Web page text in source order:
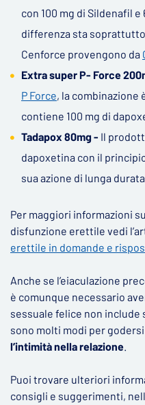
con 100 mg di Sildenafil
differenza sta
Cenforce provengono da
Extra super P- Force
P Force, la combinazione
contiene 100 mg di
Tadapox 80mg - Il
dapoxetina con il
sua azione di lunga
Per maggiori informazioni
disfunzione erettile vedi
erettile in domande e
Anche se l’eiaculazione
è comunque necessario
sessuale felice non include
sono molti modi per godersi
l’intimità nella relazione.
Puoi trovare ulteriori
consigli e suggerimenti,